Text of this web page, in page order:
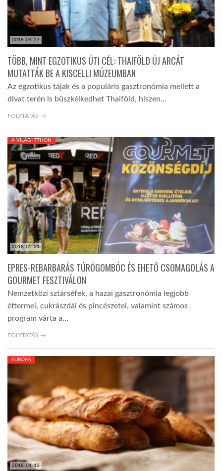
2019-04-27
TÖBB, MINT EGZOTIKUS ÚTI CÉL: THAIFÖLD ÚJ ARCÁT
MUTATTÁK BE A KISCELLI MÚZEUMBAN
Az egzotikus tájak és a populáris gasztronómia mellett a
divat terén is büszkélkedhet Thaiföld, hiszen…
FOLYTATÁS →
2018-05-21
A VILÁG ITTHON
EPRES-REBARBARÁS TÚRÓGOMBÓC ÉS EHETŐ CSOMAGOLÁS A
GOURMET FESZTIVÁLON
Nemzetközi sztárséfek, a hazai gasztronómia legjobb
éttermei, cukrászdái és pincészetei, valamint számos
program várta a…
FOLYTATÁS →
2018-01-13
EURÓPA